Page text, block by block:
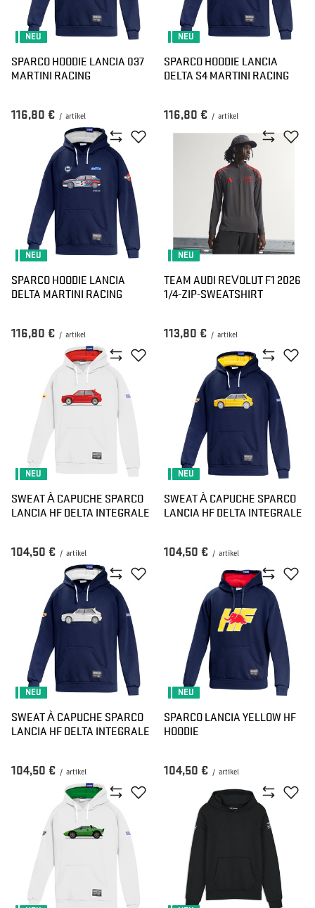
NEU
SPARCO HOODIE LANCIA 037
MARTINI RACING
116,80 € / artikel
NEU
SPARCO HOODIE LANCIA
DELTA S4 MARTINI RACING
116,80 € / artikel
NEU
SPARCO HOODIE LANCIA
DELTA MARTINI RACING
116,80 € / artikel
NEU
TEAM AUDI REVOLUT F1 2026
1/4-ZIP-SWEATSHIRT
113,80 € / artikel
NEU
SWEAT À CAPUCHE SPARCO
LANCIA HF DELTA INTEGRALE
104,50 € / artikel
NEU
SWEAT À CAPUCHE SPARCO
LANCIA HF DELTA INTEGRALE
104,50 € / artikel
NEU
SWEAT À CAPUCHE SPARCO
LANCIA HF DELTA INTEGRALE
104,50 € / artikel
NEU
SPARCO LANCIA YELLOW HF
HOODIE
104,50 € / artikel